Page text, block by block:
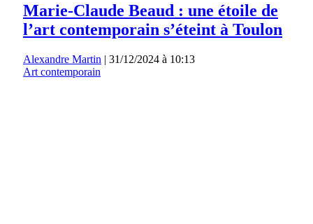
Marie-Claude Beaud : une étoile de
l’art contemporain s’éteint à Toulon
Alexandre Martin | 31/12/2024 à 10:13
Art contemporain